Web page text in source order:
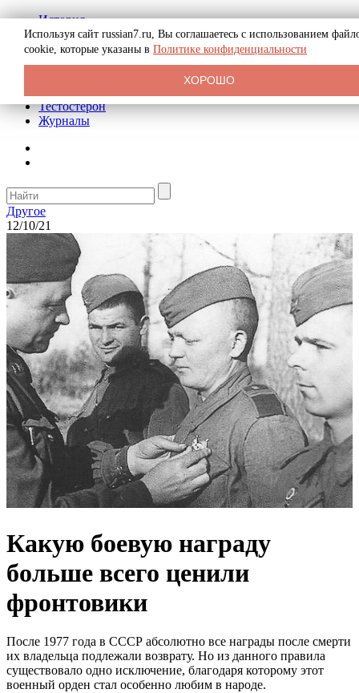
История
Биография
Криминал
Реклама на сайте
Тестостерон
Журналы
Другое
12/10/21
Какую боевую награду
больше всего ценили
фронтовики
После 1977 года в СССР абсолютно все награды после смерти
их владельца подлежали возврату. Но из данного правила
существовало одно исключение, благодаря которому этот
военный орден стал особенно любим в народе.
Используя сайт russian7.ru, Вы соглашаетесь с использованием
cookie, которые указаны в Политике конфиденциальности
ХОРОШО